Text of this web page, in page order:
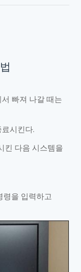
빠져 나갈 때는
시킨다.
킨 다음 시스템을
령을 입력하고